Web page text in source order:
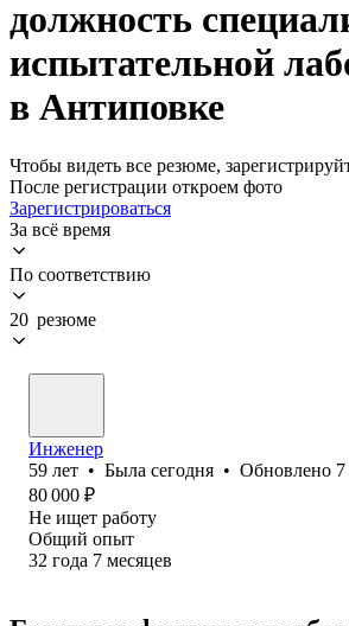
должность
испытательной
в Антиповке
Чтобы видеть все резюме,
После регистрации откроем фото
Зарегистрироваться
За всё время
По соответствию
20 резюме
Инженер
59 лет • Была сегодня • Обновлено
80 000 ₽
Не ищет работу
Общий опыт
32 года 7 месяцев